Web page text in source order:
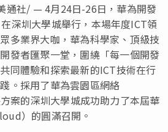
通社/ — 4月24日-26日，華為開發
深圳大學城舉行，本場年度ICT領
多業界大咖，華為科學家、頂級技
發者匯聚一堂，圍繞「每一個開發
同體驗和探索最新的ICT技術在行
。採用了華為雲園區網絡
案的深圳大學城成功助力了本屆華
）的圓滿召開。